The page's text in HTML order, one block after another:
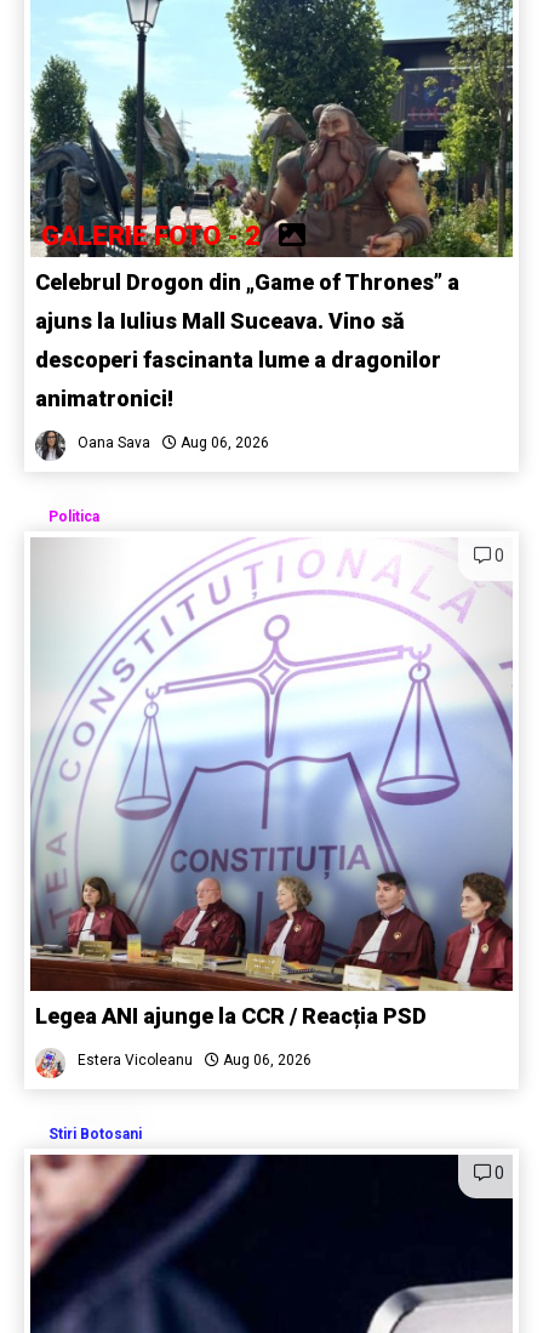
GALERIE FOTO - 2
Celebrul Drogon din „Game of Thrones” a
ajuns la Iulius Mall Suceava. Vino să
descoperi fascinanta lume a dragonilor
animatronici!
Oana Sava Aug 06, 2026
Politica
0
Legea ANI ajunge la CCR / Reacția PSD
Estera Vicoleanu Aug 06, 2026
Stiri Botosani
0